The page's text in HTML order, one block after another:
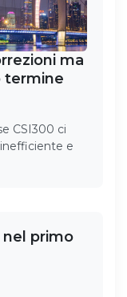
ma
termine
CSI300 ci
e
nel primo